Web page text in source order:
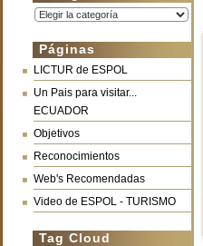
Categorías
Páginas
LICTUR de ESPOL
Un Pais para visitar...
ECUADOR
Objetivos
Reconocimientos
Web's Recomendadas
Video de ESPOL - TURISMO
Tag Cloud